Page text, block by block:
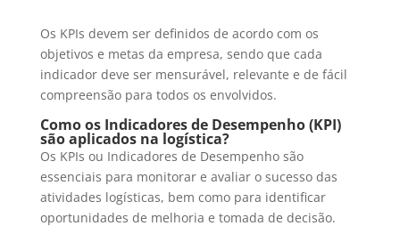
Os KPIs devem ser definidos de acordo com os
objetivos e metas da empresa, sendo que cada
indicador deve ser mensurável, relevante e de fácil
compreensão para todos os envolvidos.
Como os Indicadores de Desempenho (KPI)
são aplicados na logística?
Os KPIs ou Indicadores de Desempenho são
essenciais para monitorar e avaliar o sucesso das
atividades logísticas, bem como para identificar
oportunidades de melhoria e tomada de decisão.